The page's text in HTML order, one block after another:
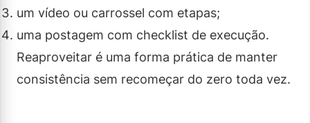
um vídeo ou carrossel com etapas;
uma postagem com checklist de execução.
Reaproveitar é uma forma prática de manter
consistência sem recomeçar do zero toda vez.